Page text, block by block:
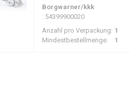
Borgwarner/kkk
: 54399900020
Anzahl pro Verpackung: 1
Mindestbestellmenge:
1